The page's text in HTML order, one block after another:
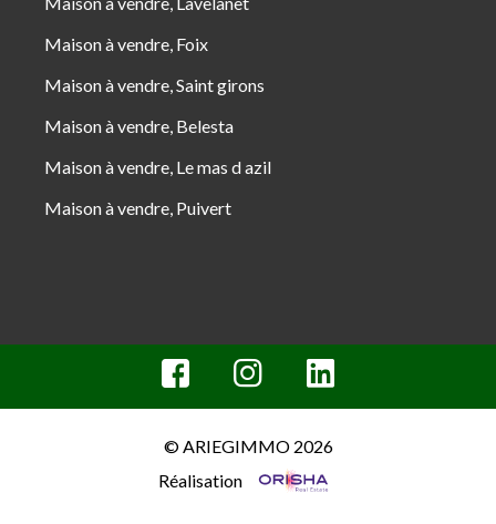
Maison à vendre, Foix
Maison à vendre, Saint girons
Maison à vendre, Belesta
Maison à vendre, Le mas d azil
Maison à vendre, Puivert
© ARIEGIMMO 2026
Réalisation